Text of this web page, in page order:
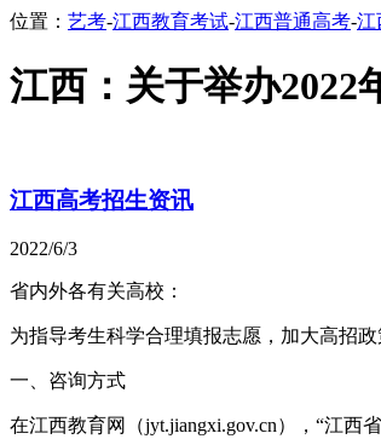
位置： 艺考-江西教育考试-江西普通高考-江
江西：关于举办2022
江西高考招生资讯
2022/6/3
省内外各有关高校：
为指导考生科学合理填报志愿，加大高招
一、咨询方式
在江西教育网（jyt.jiangxi.gov.cn），“江西